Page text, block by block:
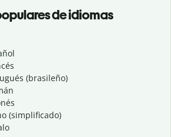
de idiomas
(brasileño)
(simplificado)